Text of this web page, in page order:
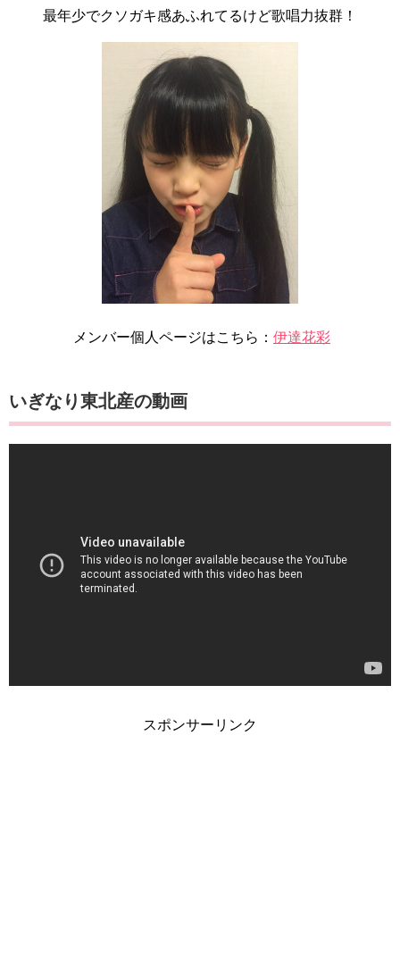
最年少でクソガキ感あふれてるけど歌唱力抜群！
メンバー個人ページはこちら： 伊達花彩
いぎなり東北産の動画
スポンサーリンク